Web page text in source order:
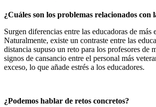
¿Cuáles son los problemas relacionados con
Surgen diferencias entre las educadoras de
Naturalmente, existe un contraste entre las
distancia supuso un reto para los profesores de
signos de cansancio entre el personal más
exceso, lo que añade estrés a los educadores.
¿Podemos hablar de retos concretos?